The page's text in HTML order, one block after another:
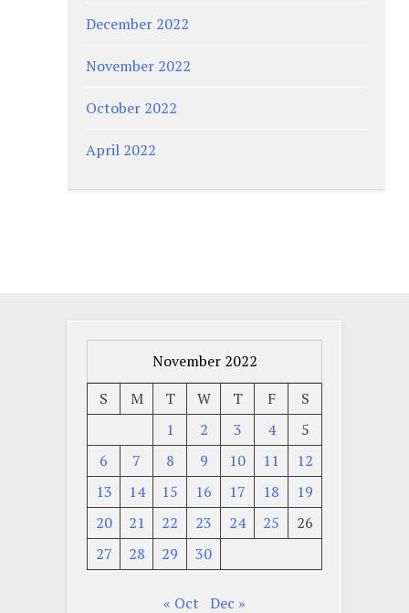
December 2022
November 2022
October 2022
April 2022
November 2022
S
M T W T F
S
1
2 3 4
5
6
7 8 9 10 11
12
13
14 15 16 17 18
19
20
21 22 23 24 25
26
27
28 29 30
« Oct Dec »